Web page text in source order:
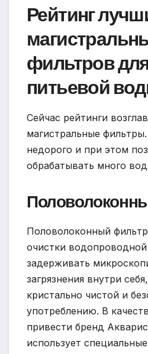
Рейтинг
фильтров
питьевой
Сейчас рейтинги
магистральные
недорого и при этом
обрабатывать много
Половолоконный
очистки
задерживать
загрязнения внутри
кристально чистой и
употреблению. В
привести бренд
использует